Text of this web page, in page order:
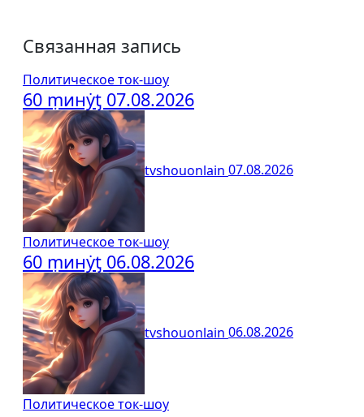
Связанная запись
Политическое ток-шоу
60 ṃинẏƫ 07.08.2026
tvshouonlain 07.08.2026
Политическое ток-шоу
60 ṃинẏƫ 06.08.2026
tvshouonlain 06.08.2026
Политическое ток-шоу